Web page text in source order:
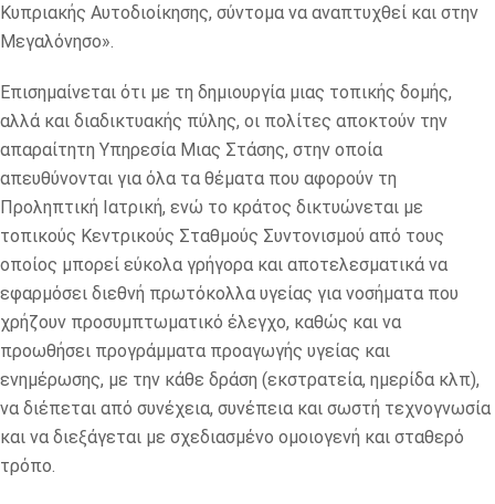
Κυπριακής Αυτοδιοίκησης, σύντομα να αναπτυχθεί και στην
Μεγαλόνησο».
Επισημαίνεται ότι με τη δημιουργία μιας τοπικής δομής,
αλλά και διαδικτυακής πύλης, οι πολίτες αποκτούν την
απαραίτητη Υπηρεσία Μιας Στάσης, στην οποία
απευθύνονται για όλα τα θέματα που αφορούν τη
Προληπτική Ιατρική, ενώ το κράτος δικτυώνεται με
τοπικούς Κεντρικούς Σταθμούς Συντονισμού από τους
οποίος μπορεί εύκολα γρήγορα και αποτελεσματικά να
εφαρμόσει διεθνή πρωτόκολλα υγείας για νοσήματα που
χρήζουν προσυμπτωματικό έλεγχο, καθώς και να
προωθήσει προγράμματα προαγωγής υγείας και
ενημέρωσης, με την κάθε δράση (εκστρατεία, ημερίδα κλπ),
να διέπεται από συνέχεια, συνέπεια και σωστή τεχνογνωσία
και να διεξάγεται με σχεδιασμένο ομοιογενή και σταθερό
τρόπο.